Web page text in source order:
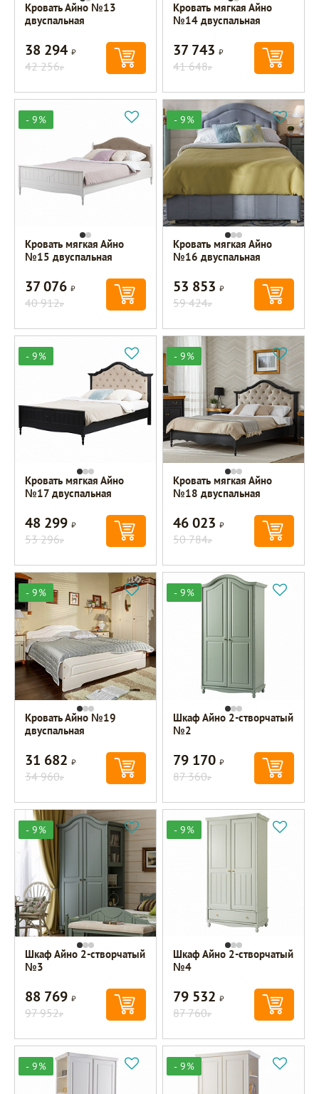
Кровать Айно №13
двуспальная
38 294Р
42 256Р
Кровать мягкая Айно
№14 двуспальная
37 743Р
41 648Р
- 9%
Кровать мягкая Айно
№15 двуспальная
37 076Р
40 912Р
- 9%
Кровать мягкая Айно
№16 двуспальная
53 853Р
59 424Р
- 9%
Кровать мягкая Айно
№17 двуспальная
48 299Р
53 296Р
- 9%
Кровать мягкая Айно
№18 двуспальная
46 023Р
50 784Р
- 9%
Кровать Айно №19
двуспальная
31 682Р
34 960Р
- 9%
Шкаф Айно 2-створчатый
№2
79 170Р
87 360Р
- 9%
Шкаф Айно 2-створчатый
№3
88 769Р
97 952Р
- 9%
Шкаф Айно 2-створчатый
№4
79 532Р
87 760Р
- 9% - 9%